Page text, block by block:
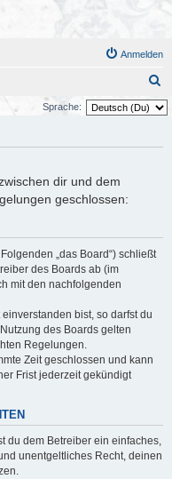
Anmelden
u
Sprache:
dir und dem
geschlossen:
„das Board“) schließt
des Boards ab (im
mit den nachfolgenden
bist, so darfst du
des Boards gelten
Regelungen.
Zeit geschlossen und kann
Frist jederzeit gekündigt
du dem Betreiber ein einfaches,
unentgeltliches Recht, deinen